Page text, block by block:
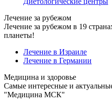
Лечение за рубежом
Лечение за рубежом в 19
планеты!
Лечение в Израиле
Лечение в Германии
Медицина и здоровье
Самые интересные и
"Медицина МСК"